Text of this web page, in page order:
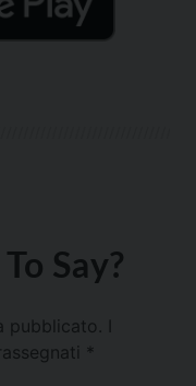
Say?
pubblicato.
*